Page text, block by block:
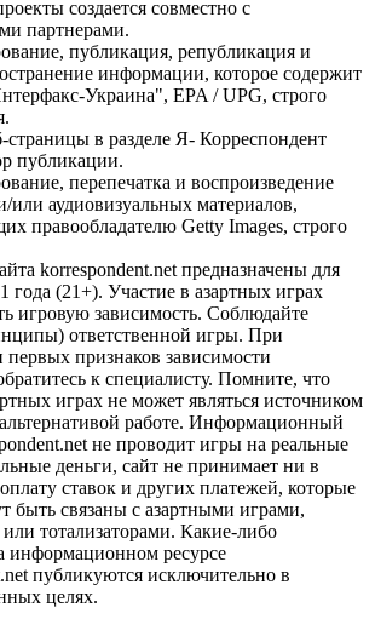
создается совместно с
партнерами.
публикация, републикация и
информации, которое содержит
Украина", EPA / UPG, строго
страницы в разделе Я- Корреспондент
публикации.
перепечатка и воспроизведение
или аудиовизуальных материалов,
правообладателю Getty Images, строго
korrespondent.net предназначены для
года (21+). Участие в азартных играх
игровую зависимость. Соблюдайте
ответственной игры. При
признаков зависимости
к специалисту. Помните, что
играх не может являться источником
работе. Информационный
не проводит игры на реальные
деньги, сайт не принимает ни в
ставок и других платежей, которые
быть связаны с азартными играми,
тотализаторами. Какие-либо
информационном ресурсе
публикуются исключительно в
целях.